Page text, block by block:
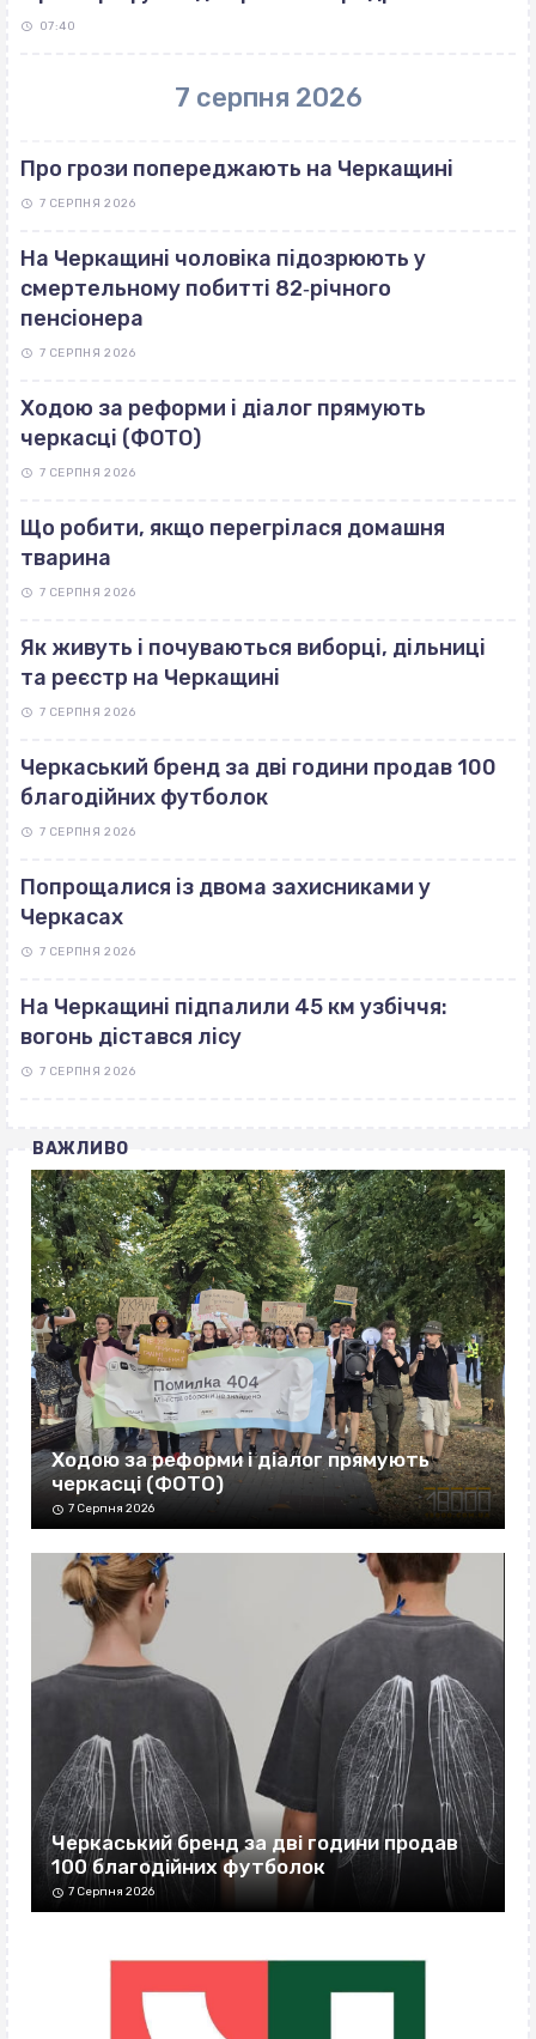
07:40
7 серпня 2026
Про грози попереджають на Черкащині
7 СЕРПНЯ 2026
На Черкащині чоловіка підозрюють у
смертельному побитті 82‐річного
пенсіонера
7 СЕРПНЯ 2026
Ходою за реформи і діалог прямують
черкасці (ФОТО)
7 СЕРПНЯ 2026
Що робити, якщо перегрілася домашня
тварина
7 СЕРПНЯ 2026
Як живуть і почуваються виборці, дільниці
та реєстр на Черкащині
7 СЕРПНЯ 2026
Черкаський бренд за дві години продав 100
благодійних футболок
7 СЕРПНЯ 2026
Попрощалися із двома захисниками у
Черкасах
7 СЕРПНЯ 2026
На Черкащині підпалили 45 км узбіччя:
вогонь дістався лісу
7 СЕРПНЯ 2026
ВАЖЛИВО
Ходою за реформи і діалог прямують
черкасці (ФОТО)
7 Серпня 2026
Черкаський бренд за дві години продав
100 благодійних футболок
7 Серпня 2026